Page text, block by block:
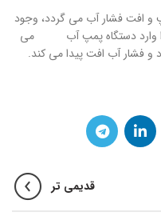
و افت فشار آب می گردد، وجود
هوا وارد دستگاه پمپ آب می
فشار آب افت پیدا می کند.
قدیمی تر